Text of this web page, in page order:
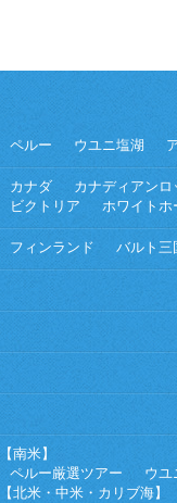
ペルー ウユニ塩湖
カナダ カナディアンロ
ビクトリア
ホワイトホ
フィンランド バルト三
【南米】
ペルー厳選ツアー
ウユ
【北米・中米・カリブ海】